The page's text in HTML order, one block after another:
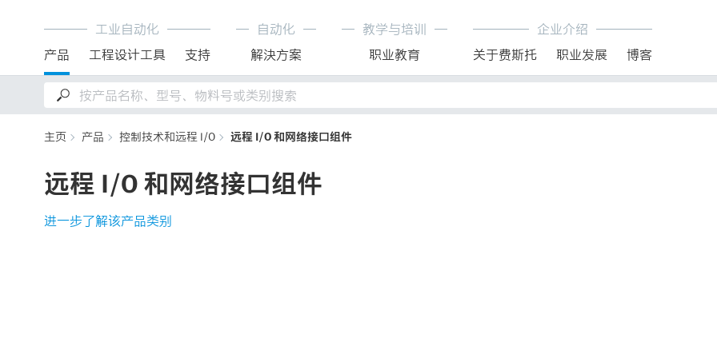
工业自动化
产品
工程设计工具 支持
自动化
解決方案
教学与培训
职业教育
企业介绍
关于费斯托
职业发展 博客
主页 产品 控制技术和远程 I/O 远程 I/O 和网络接口组件
远程 I/O 和网络接口组件
进一步了解该产品类别